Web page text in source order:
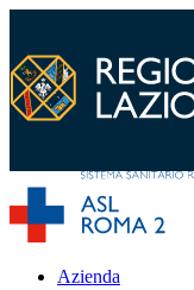
Azienda